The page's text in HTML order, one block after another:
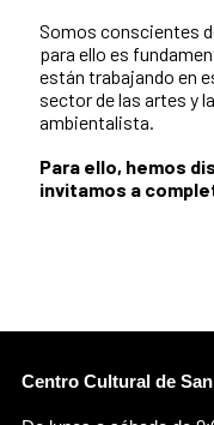
Somos conscientes
para ello es
están trabajando en
sector de las artes y
ambientalista.
Para ello, hemos
invitamos a
Centro Cultural de